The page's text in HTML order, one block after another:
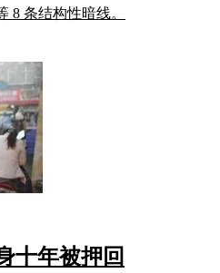
8 条结构性暗线。
十年被押回